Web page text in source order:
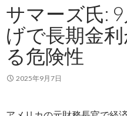
ッ
プ
サマーズ氏:
げで長期金
る危険性
2025年9月7日